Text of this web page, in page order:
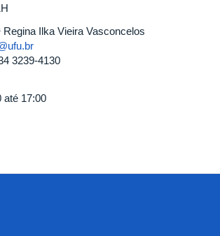
Regina Ilka Vieira Vasconcelos
3239-4130
até 17:00